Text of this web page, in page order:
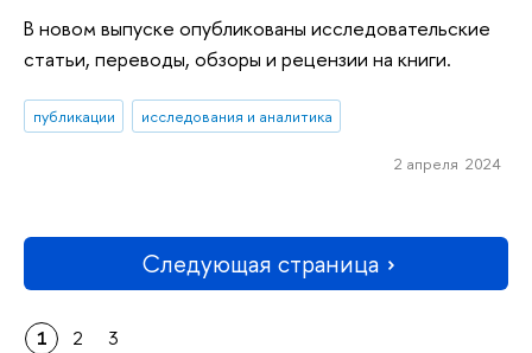
В новом выпуске опубликованы исследовательские
статьи, переводы, обзоры и рецензии на книги.
публикации исследования и аналитика
2 апреля 2024
Следующая страница
1 2 3